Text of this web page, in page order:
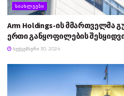
ᲡᲘᲐᲮᲚᲔᲔᲑᲘ
Arm Holdings-ის მმართველმა
ერთი განყოფილების
ᲡᲔᲥᲢᲔᲛᲑᲔᲠᲘ 30, 2024